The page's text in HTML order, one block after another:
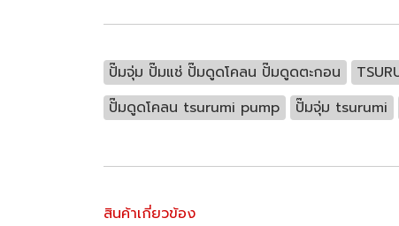
ปั๊มจุ่ม ปั๊มแช่ ปั๊มดูดโคลน ปั๊มดูดตะกอน
ปั๊มดูดโคลน tsurumi pump
ปั๊มจุ่ม tsurumi
สินค้าเกี่ยวข้อง